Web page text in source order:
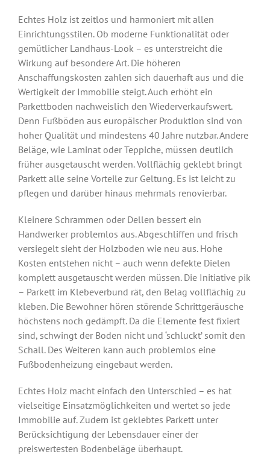
Echtes Holz ist zeitlos und harmoniert mit allen
Einrichtungsstilen. Ob moderne Funktionalität oder
gemütlicher Landhaus-Look – es unterstreicht die
Wirkung auf besondere Art. Die höheren
Anschaffungskosten zahlen sich dauerhaft aus und die
Wertigkeit der Immobilie steigt. Auch erhöht ein
Parkettboden nachweislich den Wiederverkaufswert.
Denn Fußböden aus europäischer Produktion sind von
hoher Qualität und mindestens 40 Jahre nutzbar. Andere
Beläge, wie Laminat oder Teppiche, müssen deutlich
früher ausgetauscht werden. Vollflächig geklebt bringt
Parkett alle seine Vorteile zur Geltung. Es ist leicht zu
pflegen und darüber hinaus mehrmals renovierbar.
Kleinere Schrammen oder Dellen bessert ein
Handwerker problemlos aus. Abgeschliffen und frisch
versiegelt sieht der Holzboden wie neu aus. Hohe
Kosten entstehen nicht – auch wenn defekte Dielen
komplett ausgetauscht werden müssen. Die Initiative pik
– Parkett im Klebeverbund rät, den Belag vollflächig zu
kleben. Die Bewohner hören störende Schrittgeräusche
höchstens noch gedämpft. Da die Elemente fest fixiert
sind, schwingt der Boden nicht und ‘schluckt’ somit den
Schall. Des Weiteren kann auch problemlos eine
Fußbodenheizung eingebaut werden.
Echtes Holz macht einfach den Unterschied – es hat
vielseitige Einsatzmöglichkeiten und wertet so jede
Immobilie auf. Zudem ist geklebtes Parkett unter
Berücksichtigung der Lebensdauer einer der
preiswertesten Bodenbeläge überhaupt.